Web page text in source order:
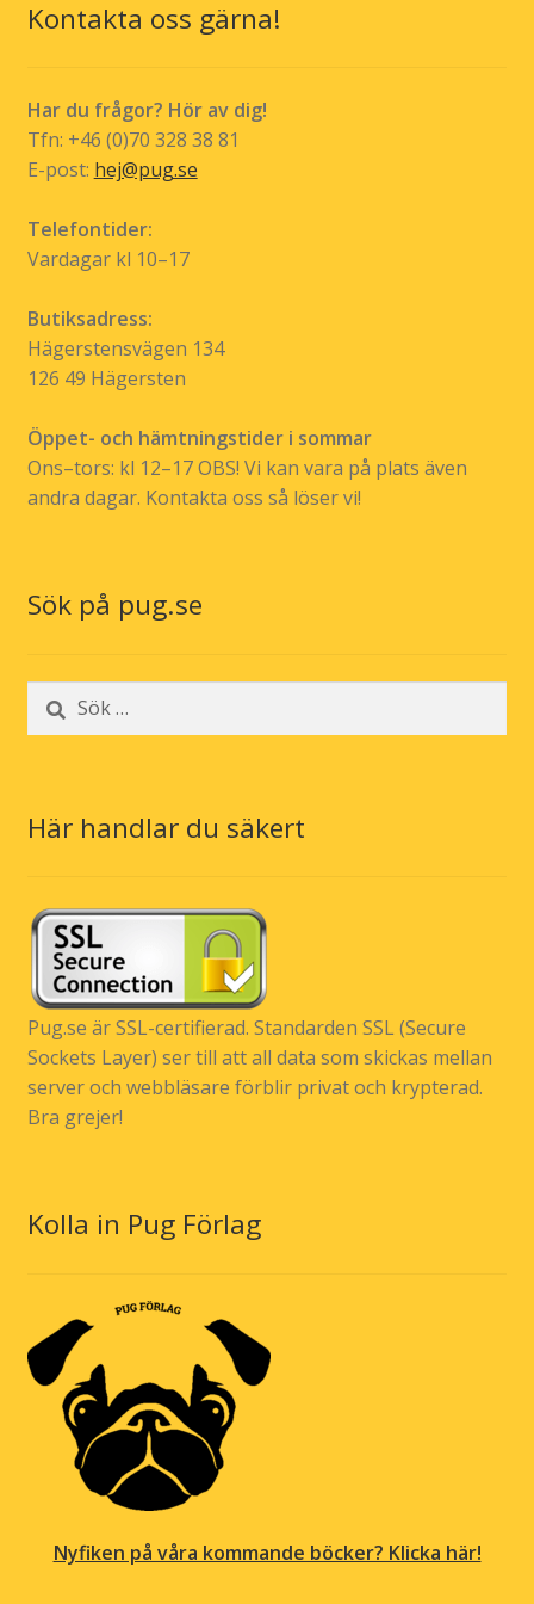
Kontakta oss gärna!
Har du frågor? Hör av dig!
Tfn: +46 (0)70 328 38 81
E-post: hej@pug.se
Telefontider:
Vardagar kl 10–17
Butiksadress:
Hägerstensvägen 134
126 49 Hägersten
Öppet- och hämtningstider i sommar
Ons–tors: kl 12–17 OBS! Vi kan vara på plats även
andra dagar. Kontakta oss så löser vi!
Sök på pug.se
Sök
efter:
Här handlar du säkert
Pug.se är SSL-certifierad. Standarden SSL (Secure
Sockets Layer) ser till att all data som skickas mellan
server och webbläsare förblir privat och krypterad.
Bra grejer!
Kolla in Pug Förlag
Nyfiken på våra kommande böcker? Klicka här!